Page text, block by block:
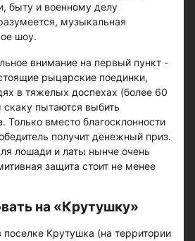
быту и военному делу
музыкальная
шоу.
внимание на первый пункт -
рыцарские поединки,
в тяжелых доспехах (более 60
пытаются выбить
Только вместо благосклонности
получит денежный приз.
лошади и латы нынче очень
защита стоит не менее
на «Крутушку»
поселке Крутушка (на территории